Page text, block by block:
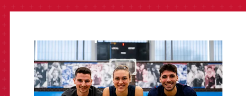
FCB Barcelona badge